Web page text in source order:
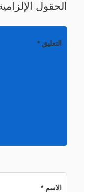
الحقول
التعليق*
الاسم*